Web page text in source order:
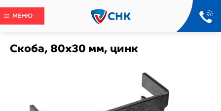
МЕНЮ
Скоба, 80x30 мм, цинк